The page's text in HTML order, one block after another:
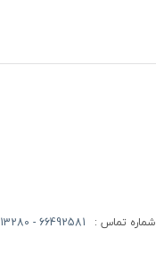
شماره تماس : 66492581 - 66413280 (021)